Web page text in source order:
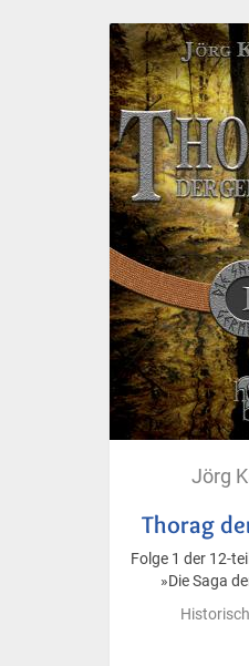
Jörg
Thorag
Folge 1 der 12-
»Die Saga